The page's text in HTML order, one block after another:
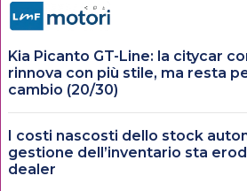
Kia Picanto GT-Line: la citycar
rinnova con più stile, ma resta
cambio (20/30)
I costi nascosti dello stock
gestione dell’inventario sta
dealer